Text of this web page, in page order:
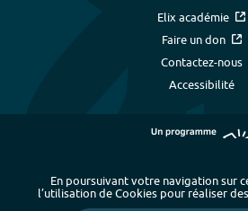
Elix académie
Faire un don
Contactez-nous
Accessibilité
En poursuivant votre navigation sur
l’utilisation de Cookies pour réaliser